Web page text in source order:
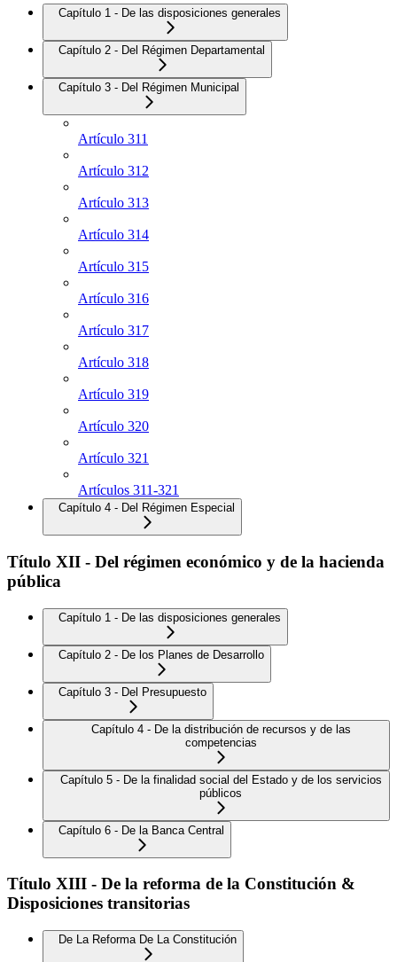
Capítulo 1 - De las disposiciones generales
Capítulo 2 - Del Régimen Departamental
Capítulo 3 - Del Régimen Municipal
Artículo 311
Artículo 312
Artículo 313
Artículo 314
Artículo 315
Artículo 316
Artículo 317
Artículo 318
Artículo 319
Artículo 320
Artículo 321
Artículos 311-321
Capítulo 4 - Del Régimen Especial
Título XII - Del régimen económico y de la hacienda
pública
Capítulo 1 - De las disposiciones generales
Capítulo 2 - De los Planes de Desarrollo
Capítulo 3 - Del Presupuesto
Capítulo 4 - De la distribución de recursos y de las
competencias
Capítulo 5 - De la finalidad social del Estado y de los servicios
públicos
Capítulo 6 - De la Banca Central
Título XIII - De la reforma de la Constitución &
Disposiciones transitorias
De La Reforma De La Constitución